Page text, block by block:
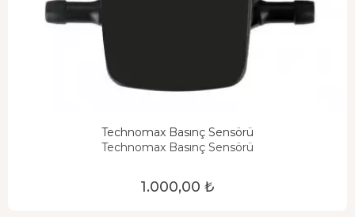
Technomax Basınç Sensörü
Technomax Basınç Sensörü
1.000,00 ₺